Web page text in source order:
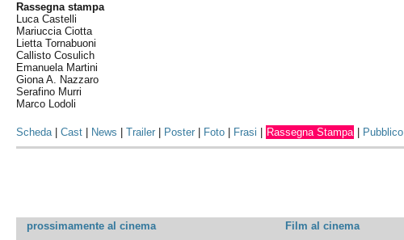
Rassegna stampa
Luca Castelli
Mariuccia Ciotta
Lietta Tornabuoni
Callisto Cosulich
Emanuela Martini
Giona A. Nazzaro
Serafino Murri
Marco Lodoli
Scheda|Cast News |Trailer Poster Foto Frasi Rassegna Stampa Pubblico
prossimamente al cinema Film al cinema